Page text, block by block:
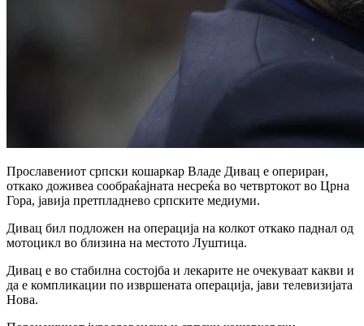
Прославениот српски кошаркар Владе Дивац е опериран,
откако доживеа сообраќајната несреќа во четвртокот во Црна
Гора, јавија претпладнево српските медиуми.
Дивац бил подложен на операција на колкот откако паднал од
мотоцикл во близина на местото Луштица.
Дивац е во стабилна состојба и лекарите не очекуваат какви и
да е компликации по извршената операција, јави телевизијата
Нова.